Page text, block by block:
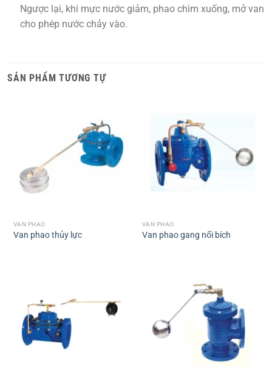
Ngược lại, khi mực nước giảm, phao chìm xuống, mở van
cho phép nước chảy vào.
SẢN PHẨM TƯƠNG TỰ
VAN PHAO
Van phao thủy lực
VAN PHAO
Van phao gang nổi bích